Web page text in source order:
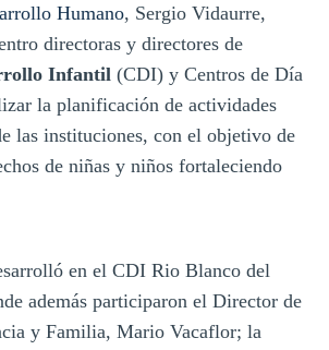
Humano, Sergio Vidaurre,
directoras y directores de
Infantil (CDI) y Centros de Día
la planificación de actividades
las instituciones, con el objetivo de
de niñas y niños fortaleciendo
en el CDI Rio Blanco del
además participaron el Director de
y Familia, Mario Vacaflor; la